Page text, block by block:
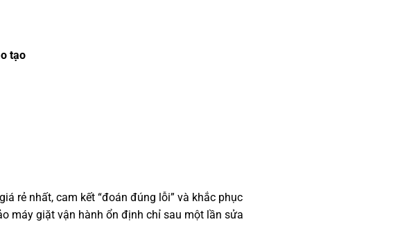
tạo
rẻ nhất, cam kết “đoán đúng lỗi” và khắc phục
máy giặt vận hành ổn định chỉ sau một lần sửa